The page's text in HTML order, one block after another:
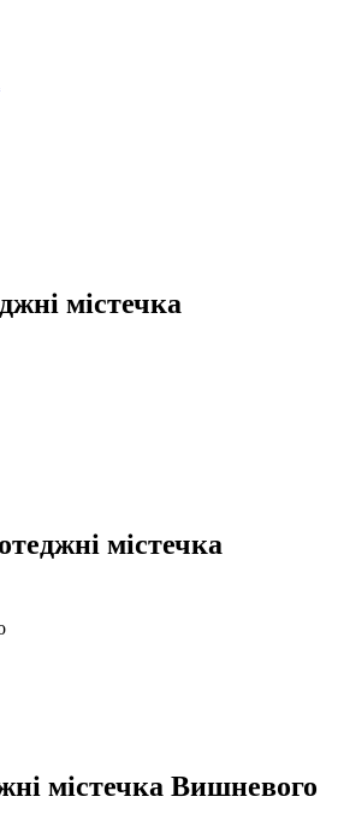
містечка
містечка
містечка Вишневого